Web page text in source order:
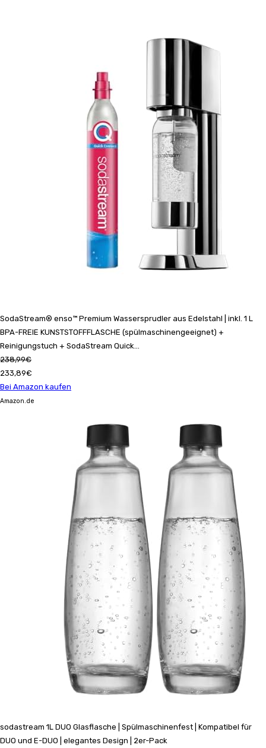
SodaStream® enso™ Premium Wassersprudler aus Edelstahl | inkl. 1 L
BPA-FREIE KUNSTSTOFFFLASCHE (spülmaschinengeeignet) +
Reinigungstuch + SodaStream Quick...
238,99€
233,89€
Bei Amazon kaufen
Amazon.de
sodastream 1L DUO Glasflasche | Spülmaschinenfest | Kompatibel für
DUO und E-DUO | elegantes Design | 2er-Pack